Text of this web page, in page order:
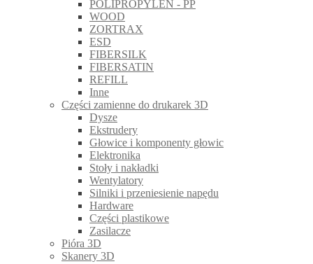
POLIPROPYLEN - PP
WOOD
ZORTRAX
ESD
FIBERSILK
FIBERSATIN
REFILL
Inne
Części zamienne do drukarek 3D
Dysze
Ekstrudery
Głowice i komponenty głowic
Elektronika
Stoły i nakładki
Wentylatory
Silniki i przeniesienie napędu
Hardware
Części plastikowe
Zasilacze
Pióra 3D
Skanery 3D